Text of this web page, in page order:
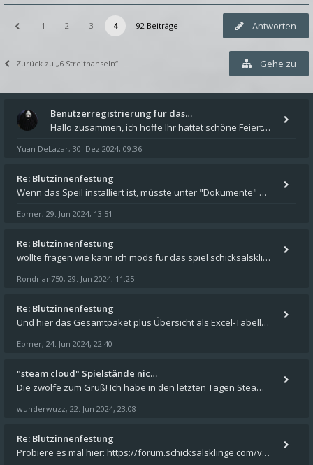
1 2 3 4 92 Beiträge Antworten
Zurück zu „6 Streithanseln“ Gehe zu
Benutzerregistrierung für das…
Hallo zusammen, ich hoffe Ihr hattet schöne Feiertage und kommt auch gut ins neue Jahr. Ich schreibe hier kurz zur Infor
Yuan DeLazar, 30. Dez 2024, 09:36
Re: Blutzinnenfestung
Wenn das Speil installiert ist, müsste unter "Dokumente" auf Deinem Rechner ein Verzeichnis "blade of destiny" sein. Dar
Eomer, 29. Jun 2024, 13:51
Re: Blutzinnenfestung
wollte fragen wie kann ich mods für das spiel schicksalsklinge in das spieleverzeichnis kopieren und in welches
Rondrian750, 29. Jun 2024, 11:25
Re: Blutzinnenfestung
Und hier das Gesamtpaket plus Übersicht als Excel-Tabelle: https://forum.schicksalsklinge.com/viewtopic.php?f=239&t=156
Eomer, 24. Jun 2024, 22:40
"steam cloud" Spielstände nic…
Die zwölfe zum Gruß! Ich habe in den letzten Tagen Steam auf meinem Desktop PC mit Windows 11 installiert und über Steam
wunderwuzz, 22. Jun 2024, 23:08
Re: Blutzinnenfestung
Probiere es mal hier: https://forum.schicksalsklinge.com/viewtopic.php?f=239&t=15661